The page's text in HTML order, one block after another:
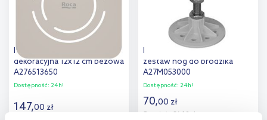
Roca Magma osłona
dekoracyjna 12x12 cm beżowa
A276513650
Dostępność: 24h!
147,00 zł
Roca Granada Compact
zestaw nóg do brodzika
A27M053000
Dostępność: 24h!
70,00 zł
Cena kat.: 86,10 zł